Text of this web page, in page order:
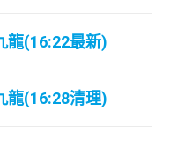
龍(16:22最新)
龍(16:28清理)